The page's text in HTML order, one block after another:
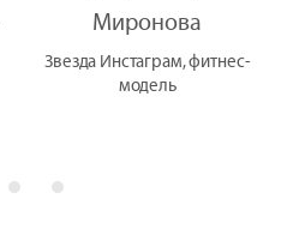
Миронова
Звезда Инстаграм, фитнес-
модель